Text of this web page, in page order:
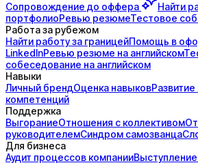
Сопровождение до оффера Найти
портфолиоРевью резюмеТестовое
Работа за рубежом
Найти работу за границейПомощь в
LinkedInРевью резюме на английском
собеседование на английском
Навыки
Личный брендОценка навыков
компетенций
Поддержка
ВыгораниеОтношения с коллективом
руководителемСиндром самозванца
Для бизнеса
Аудит процессов компании